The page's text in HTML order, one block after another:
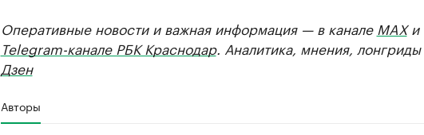
Оперативные новости и важная информация — в канале MAXи
Telegram-канале РБК Краснодар. Аналитика, мнения,
Дзен
Авторы